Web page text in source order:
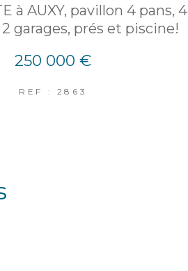
à AUXY, pavillon 4 pans, 4
garages, prés et piscine!
250 000 €
REF : 2863